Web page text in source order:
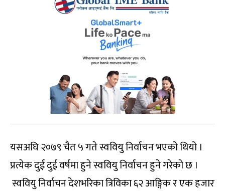
यसअघि २०७९ चैत ५ गते स्ववियु निर्वाचन भएको थियो ।
प्रत्येक दुई दुई वर्षमा हुने स्ववियु निर्वाचन हुने गरेको छ ।
स्ववियु निर्वाचन देशभरिका त्रिविका ६२ आङ्गिक र एक हजार